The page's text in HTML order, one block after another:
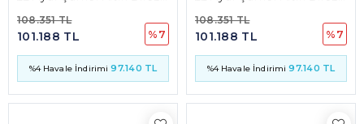
101.188 TL
108.351 TL
%7
%4 Havale İndirimi97.140 TL
101.188 TL
108.351 TL
%7
%4 Havale İndirimi97.140 TL